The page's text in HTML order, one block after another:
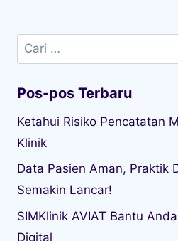
Cari
untuk:
Pos-pos Terbaru
Ketahui Risiko Pencatatan
Klinik
Data Pasien Aman, Praktik
Semakin Lancar!
SIMKlinik AVIAT Bantu
Digital